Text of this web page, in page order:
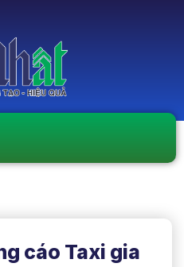
cáo Taxi gia